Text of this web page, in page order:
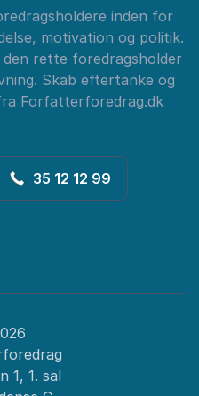
inden for
motivation og politik.
rette foredragsholder
Skab eftertanke og
Forfatterforedrag.dk
35 12 12 99
1, 1. sal